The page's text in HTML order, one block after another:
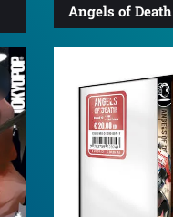
Angels of